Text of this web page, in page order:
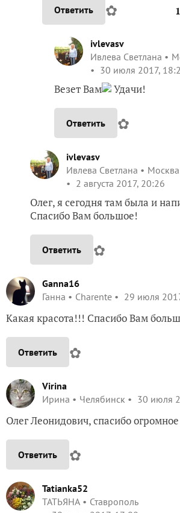
Ответить ✿ 1
ivlevasv
Ивлева Светлана
30 июля 2017,
Везет Вам Удачи!
Ответить ✿
ivlevasv
Ивлева Светлана
Москва
2 августа 2017, 20:26
Олег, я сегодня там была и
Спасибо Вам большое!
Ответить ✿
Ganna16
Ганна
Charente 29 июля
Какая красота!!! Спасибо Вам
Ответить ✿
Virina
Ирина
Челябинск 30 июля
Олег Леонидович, спасибо
Ответить ✿
Tatianka52
ТАТЬЯНА
Ставрополь